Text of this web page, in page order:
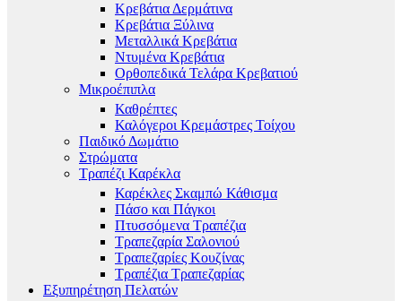
Κρεβάτια Δερμάτινα
Κρεβάτια Ξύλινα
Μεταλλικά Κρεβάτια
Ντυμένα Κρεβάτια
Ορθοπεδικά Τελάρα Κρεβατιού
Μικροέπιπλα
Καθρέπτες
Καλόγεροι Κρεμάστρες Τοίχου
Παιδικό Δωμάτιο
Στρώματα
Τραπέζι Καρέκλα
Καρέκλες Σκαμπώ Κάθισμα
Πάσο και Πάγκοι
Πτυσσόμενα Τραπέζια
Τραπεζαρία Σαλονιού
Τραπεζαρίες Κουζίνας
Τραπέζια Τραπεζαρίας
Εξυπηρέτηση Πελατών